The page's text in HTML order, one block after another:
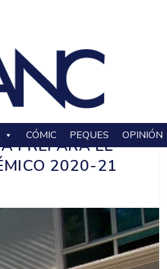
CÓMIC PEQUES OPINIÓN
PREPARA EL
2020-21